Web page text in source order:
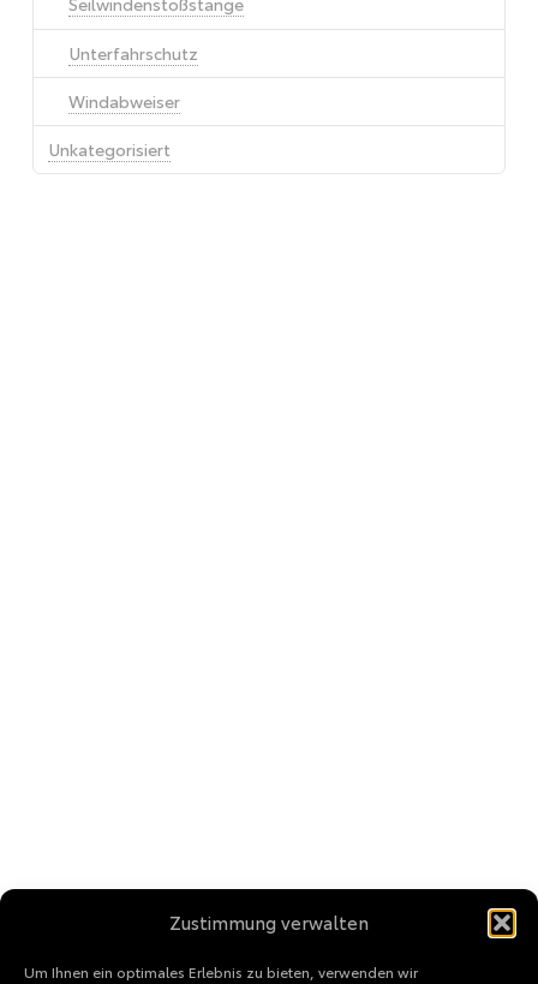
Zustimmung verwalten
Um Ihnen ein optimales Erlebnis zu bieten, verwenden wir
Unterfahrschutz
Windabweiser
Unkategorisiert